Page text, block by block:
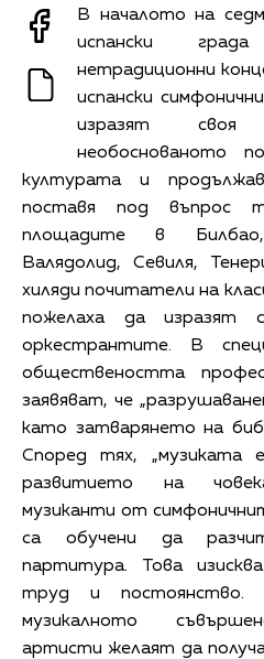
В началото на
испански
нетрадиционни
испански
изразят
необоснованото
културата и
поставя под въпрос
площадите в
Валядолид, Севиля,
хиляди почитатели на
пожелаха да изразят
оркестрантите. В
обществеността
заявяват, че
като затварянето на
Според тях, „музиката
развитието на
музиканти от
са обучени да
партитура. Това
труд и
музикалното
артисти желаят да